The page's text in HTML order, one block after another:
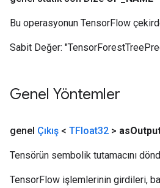
Bu operasyonun TensorFlow
Sabit Değer:
Genel Yöntemler
genel Çıkış < TFloat32 > as
Tensörün sembolik tutamacını
TensorFlow işlemlerinin girdileri,